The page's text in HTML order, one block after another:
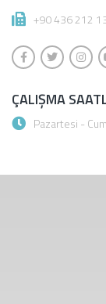
+90 436 212
ÇALIŞMA
Pazartesi -